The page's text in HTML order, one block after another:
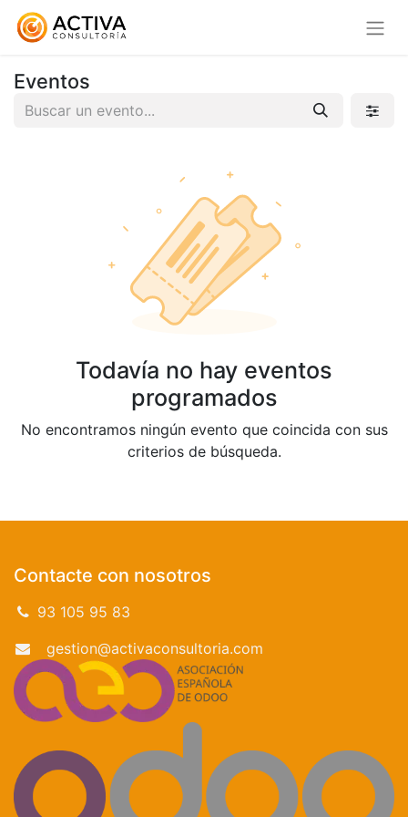
Eventos
Todavía no hay eventos
programados
No encontramos ningún evento que coincida con sus
criterios de búsqueda.
Contacte con nosotros
93 105 95 83
gestion@activaconsultoria.com